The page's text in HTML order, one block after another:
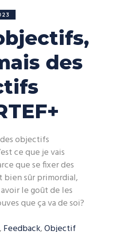
des
objectifs
ce que je vais
que se fixer des
bien sûr primordial,
le goût de les
que ça va de soi?
, Feedback,Objectif